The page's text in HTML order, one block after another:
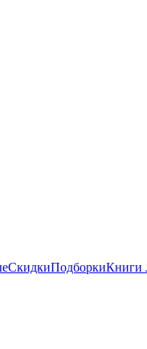
СкидкиПодборкиКниги